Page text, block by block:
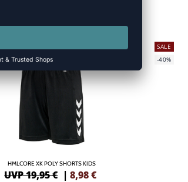
HMLCORE XK POLY SHORTS KIDS
UVP 19,95 € |8,98€
SALE
-40%